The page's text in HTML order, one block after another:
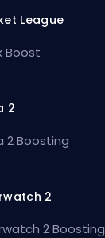
League
Boost
2
2 Boosting
2
2 Boosting